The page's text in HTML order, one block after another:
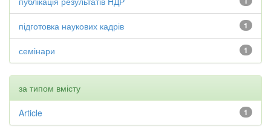
1
підготовка наукових кадрів
1
семінари
за типом вмісту
1
Article